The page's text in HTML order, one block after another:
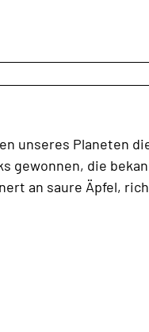
unseres Planeten
gewonnen, die
an saure Äpfel,